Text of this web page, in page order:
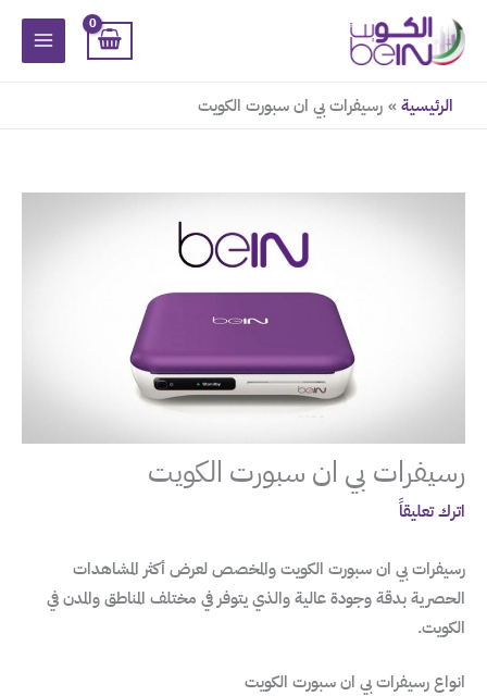
تخطي
المحتوى
الرئيسية
رسيفرات بي ان سبورت الكويت
رسيفرات بي ان سبورت الكويت
اترك تعليقاً
رسيفرات بي ان سبورت الكويت والمخصص لعرض أكثر المشاهدات
الحصرية بدقة وجودة عالية والذي يتوفر في مختلف المناطق والمدن في
الكويت.
انواع رسيفرات بي ان سبورت الكويت